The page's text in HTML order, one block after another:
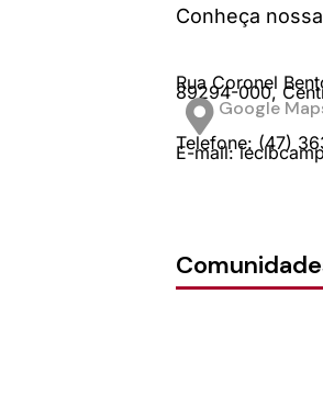
Conheça
Rua Coronel
89294-000,
Google
Telefone: (47)
E-mail: